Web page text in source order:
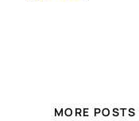
MORE POSTS